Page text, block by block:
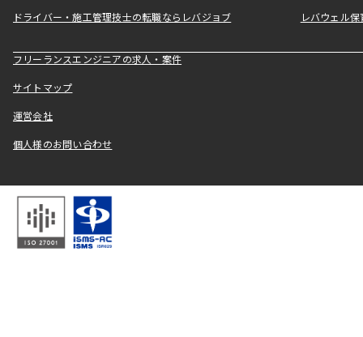
ドライバー・施工管理技士の転職ならレバジョブ レバウェル
フリーランスエンジニアの求人・案件
サイトマップ
運営会社
個人様のお問い合わせ